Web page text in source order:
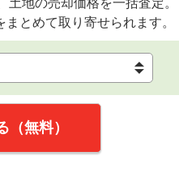
地の売却価格を一括査定。
まとめて取り寄せられます。
無料）